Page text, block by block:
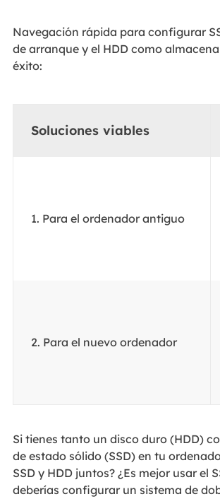
Navegación rápida para configurar
de arranque y el HDD como
éxito:
Soluciones viables
1. Para el ordenador antiguo
2. Para el nuevo ordenador
Si tienes tanto un disco duro (HDD)
de estado sólido (SSD) en tu
SSD y HDD juntos? ¿Es mejor usar el
deberías configurar un sistema de